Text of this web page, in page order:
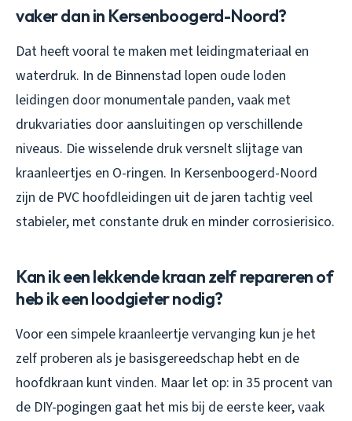
vaker dan in Kersenboogerd-Noord?
Dat heeft vooral te maken met leidingmateriaal en
waterdruk. In de Binnenstad lopen oude loden
leidingen door monumentale panden, vaak met
drukvariaties door aansluitingen op verschillende
niveaus. Die wisselende druk versnelt slijtage van
kraanleertjes en O-ringen. In Kersenboogerd-Noord
zijn de PVC hoofdleidingen uit de jaren tachtig veel
stabieler, met constante druk en minder corrosierisico.
Kan ik een lekkende kraan zelf repareren of
heb ik een loodgieter nodig?
Voor een simpele kraanleertje vervanging kun je het
zelf proberen als je basisgereedschap hebt en de
hoofdkraan kunt vinden. Maar let op: in 35 procent van
de DIY-pogingen gaat het mis bij de eerste keer, vaak